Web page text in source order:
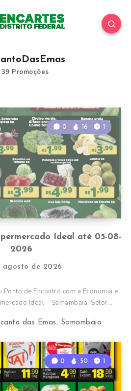
39 Promoções
Ideal até 05-08-
2026
0 16 1
agosto de 2026
Ponto de Encontro com a Economia e
Ideal – Samambaia, Setor…
das Emas , Samambaia
0 50 1